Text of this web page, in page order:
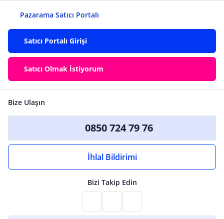
Pazarama Satıcı Portalı
Satıcı Portalı Girişi
Satıcı Olmak İstiyorum
Bize Ulaşın
0850 724 79 76
İhlal Bildirimi
Bizi Takip Edin